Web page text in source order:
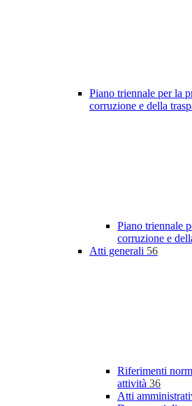
Piano triennale per la
corruzione e della
Piano triennale
corruzione e
Atti generali 56
Riferimenti
attività 36
Atti